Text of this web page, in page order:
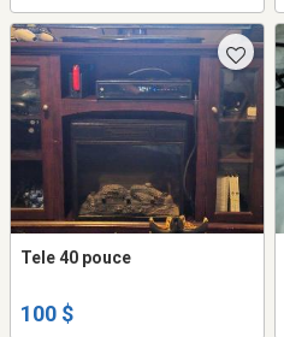
Tele 40 pouce
100 $